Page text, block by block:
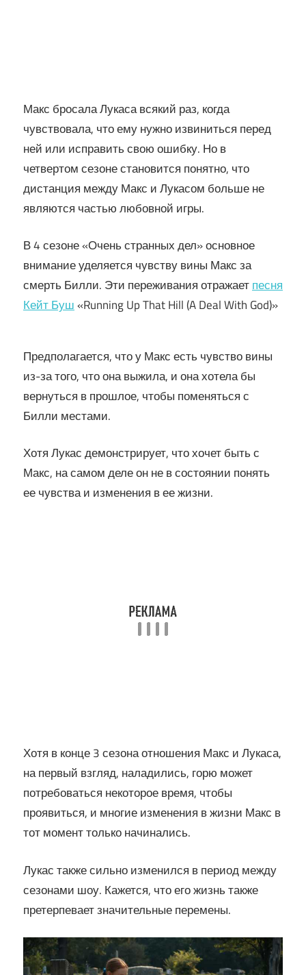
Макс бросала Лукаса всякий раз, когда
чувствовала, что ему нужно извиниться перед
ней или исправить свою ошибку. Но в
четвертом сезоне становится понятно, что
дистанция между Макс и Лукасом больше не
являются частью любовной игры.
В 4 сезоне «Очень странных дел» основное
внимание уделяется чувству вины Макс за
смерть Билли. Эти переживания отражаетпесня
Кейт Буш«Running Up That Hill (A Deal With God)»
Предполагается, что у Макс есть чувство вины
из-за того, что она выжила, и она хотела бы
вернуться в прошлое, чтобы поменяться с
Билли местами.
Хотя Лукас демонстрирует, что хочет быть с
Макс, на самом деле он не в состоянии понять
ее чувства и изменения в ее жизни.
Хотя в конце 3 сезона отношения Макс и Лукаса,
на первый взгляд, наладились, горю может
потребоваться некоторое время, чтобы
проявиться, и многие изменения в жизни Макс в
тот момент только начинались.
Лукас также сильно изменился в период между
сезонами шоу. Кажется, что его жизнь также
претерпевает значительные перемены.